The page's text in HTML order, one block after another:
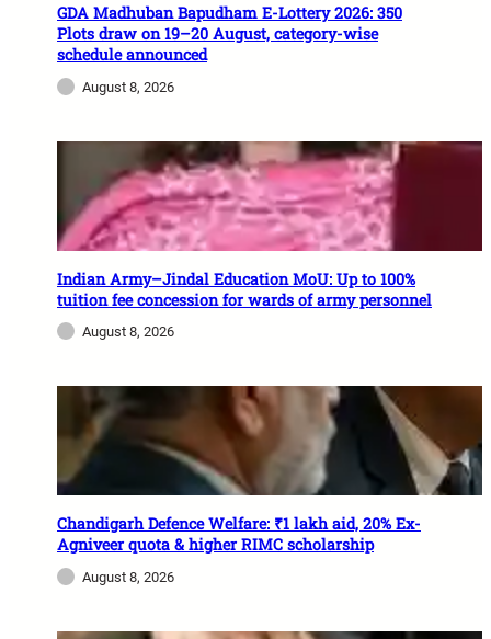
GDA Madhuban Bapudham E-Lottery 2026: 350
Plots draw on 19–20 August, category-wise
schedule announced
August 8, 2026
Indian Army–Jindal Education MoU: Up to 100%
tuition fee concession for wards of army personnel
August 8, 2026
Chandigarh Defence Welfare: ₹1 lakh aid, 20% Ex-
Agniveer quota & higher RIMC scholarship
August 8, 2026